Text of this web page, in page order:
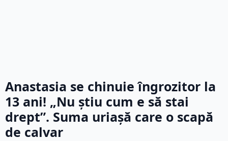
Anastasia se chinuie îngrozitor la
13 ani! „Nu știu cum e să stai
drept”. Suma uriașă care o scapă
de calvar